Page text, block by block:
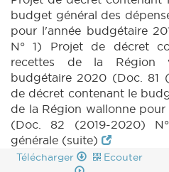
budget général des
pour l'année budgétaire
N° 1) Projet de décret
recettes de la Région
budgétaire 2020 (Doc. 81
de décret contenant le
de la Région wallonne
(Doc. 82 (2019-2020)
générale (suite)
Télécharger Ecouter